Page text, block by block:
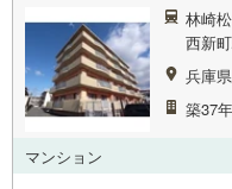
林崎
西新
兵庫
築37
マンション